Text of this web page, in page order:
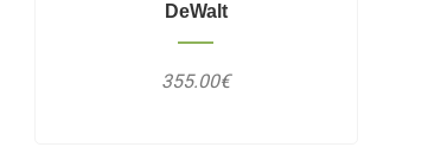
DeWalt
355.00€